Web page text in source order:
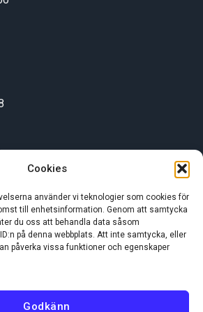
Cookies
använder vi teknologier som cookies för
till enhetsinformation. Genom att samtycka
du oss att behandla data såsom
på denna webbplats. Att inte samtycka, eller
påverka vissa funktioner och egenskaper
Godkänn